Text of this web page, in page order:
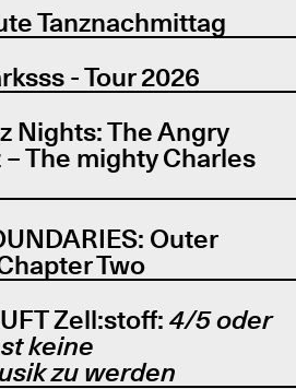
Tanznachmittag
- Tour 2026
Nights: The Angry
– The mighty Charles
Outer
Two
Zell:stoff: 4/5 oder
keine
zu werden